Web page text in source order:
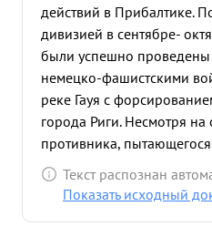
действий в Прибалтике.
дивизией в сентябре-
были успешно
немецко-фашистскими
реке Гауя с
города Риги. Несмотря
противника, пытающегося
рубежах, части дивизии
силу и технику успешно
Текст распознан
Показать исходный